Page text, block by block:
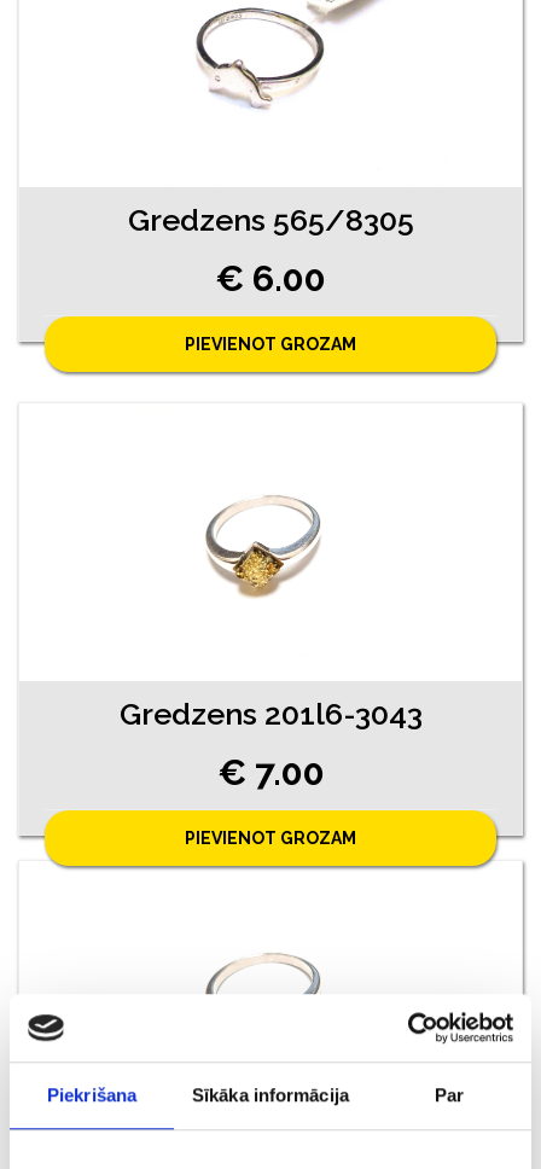
Piekrišana Sīkāka informācija Par
Gredzens 565/8305
€ 6.00
PIEVIENOT GROZAM
Gredzens 201l6-3043
€ 7.00
PIEVIENOT GROZAM